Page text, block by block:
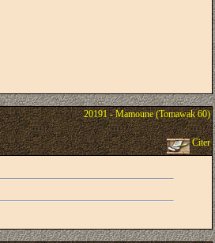
20191 - Mamoune (Tomawak 60)
Citer